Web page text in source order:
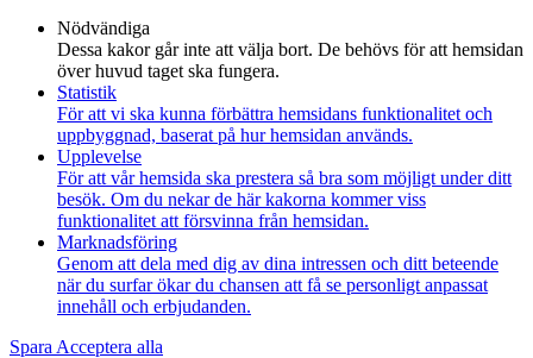
Nödvändiga
Dessa kakor går inte att välja bort. De behövs för att hemsidan
över huvud taget ska fungera.
Statistik
För att vi ska kunna förbättra hemsidans funktionalitet och
uppbyggnad, baserat på hur hemsidan används.
Upplevelse
För att vår hemsida ska prestera så bra som möjligt under ditt
besök. Om du nekar de här kakorna kommer viss
funktionalitet att försvinna från hemsidan.
Marknadsföring
Genom att dela med dig av dina intressen och ditt beteende
när du surfar ökar du chansen att få se personligt anpassat
innehåll och erbjudanden.
Spara Acceptera alla